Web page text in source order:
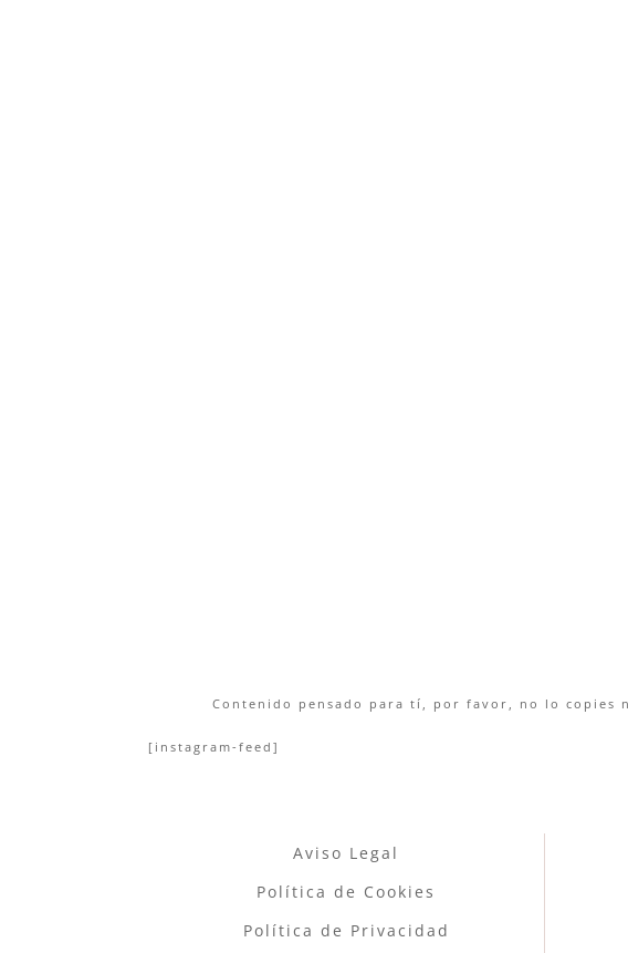
Contenido pensado para tí, por favor, no lo copies
[instagram-feed]
Aviso Legal
Política de Cookies
Política de Privacidad